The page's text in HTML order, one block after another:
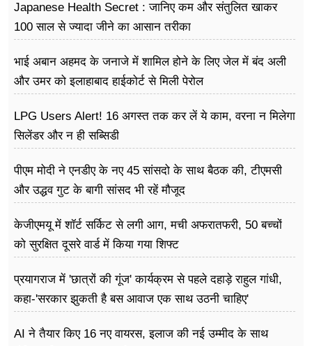
फूड
ब्‍यूटी
जॉब्स
शिक्षा
अन्य खबरें
Japanese Health Secret : जानिए कम और संतुलित खाकर
100 साल से ज्यादा जीने का आसान तरीका
भाई अबान अहमद के जनाजे में शामिल होने के लिए जेल में बंद अली
और उमर को इलाहाबाद हाईकोर्ट से मिली पेरोल
LPG Users Alert! 16 अगस्त तक कर लें ये काम, वरना न मिलेगा
सिलेंडर और न ही सब्सिडी
पीएम मोदी ने एनडीए के नए 45 सांसदो के साथ बैठक की, टीएमसी
और उद्धव गुट के बागी सांसद भी रहें मौजूद
केजीएमयू में शॉर्ट सर्किट से लगी आग, मची अफरातफरी, 50 बच्चों
को सुरक्षित दूसरे वार्ड में किया गया शिफ्ट
प्रयागराज में 'छात्रों की गूंज' कार्यक्रम से पहले दहाड़े राहुल गांधी,
कहा-'सरकार झुकती है बस आवाज एक साथ उठनी चाहिए'
AI ने तैयार किए 16 नए वायरस, इलाज की नई उम्मीद के साथ